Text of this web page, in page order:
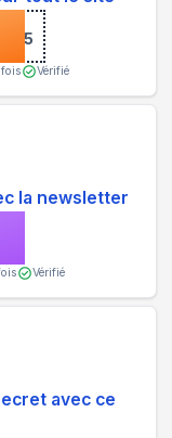
fois Vérifié
la newsletter
Vérifié
avec ce